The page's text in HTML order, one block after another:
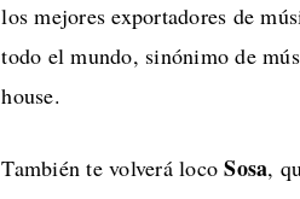
los mejores exportadores de
todo el mundo, sinónimo de
house.
También te volverá locoSosa,